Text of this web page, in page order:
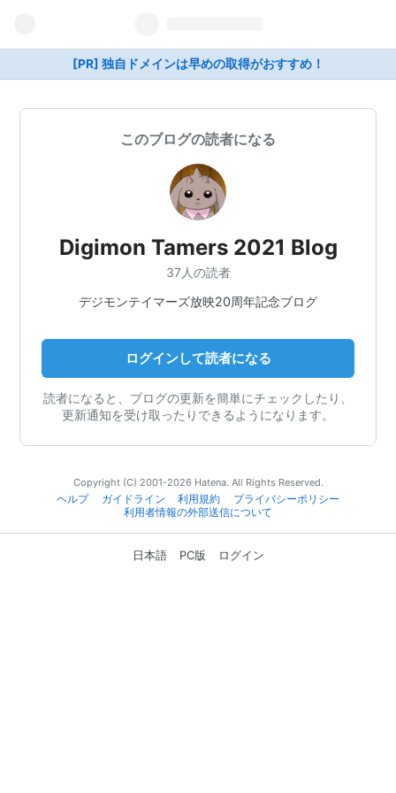
[PR] 独自ドメインは早めの取得がおすすめ！
このブログの読者になる
Digimon Tamers 2021 Blog
37人の読者
デジモンテイマーズ放映20周年記念ブログ
ログインして読者になる
読者になると、ブログの更新を簡単にチェックしたり、
更新通知を受け取ったりできるようになります。
Copyright (C) 2001-2026 Hatena. All Rights Reserved.
ヘルプ
ガイドライン 利用規約
プライバシーポリシー
利用者情報の外部送信について
日本語 PC版 ログイン